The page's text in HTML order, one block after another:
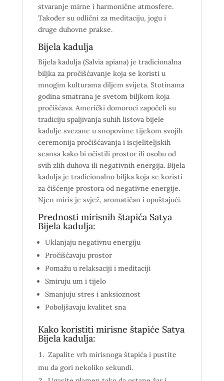
stvaranje mirne i harmonične atmosfere.
Također su odlični za meditaciju, jogu i
druge duhovne prakse.
Bijela kadulja
Bijela kadulja (Salvia apiana)je tradicionalna
biljka za pročišćavanje koja se koristi u
mnogim kulturama diljem svijeta. Stotinama
godina smatrana je svetom biljkom koja
pročišćava. Američki domoroci započeli su
tradiciju spaljivanja suhih listova bijele
kadulje svezane u snopovime tijekom svojih
ceremonija pročišćavanja i iscjeliteljskih
seansakako bi očistili prostor ili osobu od
svih zlih duhova ili negativnih energija. Bijela
kadulja je tradicionalno biljka koja se koristi
za čišćenje prostora od negativne energije.
Njen miris je svjež, aromatičan i opuštajući.
Prednosti mirisnih štapića Satya
Bijela kadulja:
Uklanjaju negativnu energiju
Pročišćavaju prostor
Pomažu u relaksaciji i meditaciji
Smiruju um i tijelo
Smanjuju stres i anksioznost
Poboljšavaju kvalitet sna
Kako koristiti mirisne štapiće Satya
Bijela kadulja:
Zapalite vrh mirisnoga štapića i pustite
mu da gori nekoliko sekundi.